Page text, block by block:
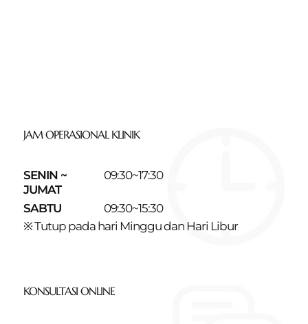
JAM OPERASIONAL KLINIK
SENIN ~
JUMAT
09:30~17:30
SABTU
09:30~15:30
※ Tutup pada hari Minggu dan Hari Libur
KONSULTASI ONLINE